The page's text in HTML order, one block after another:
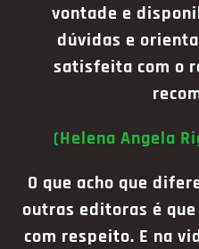
vontade e
dúvidas e
satisfeita com o
(Helena Angela
O que acho que
outras editoras é
com respeito. E na